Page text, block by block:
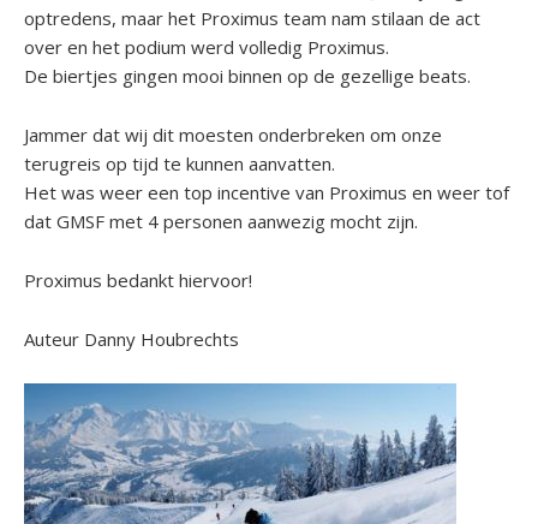
optredens, maar het Proximus team nam stilaan de act
over en het podium werd volledig Proximus.
De biertjes gingen mooi binnen op de gezellige beats.
Jammer dat wij dit moesten onderbreken om onze
terugreis op tijd te kunnen aanvatten.
Het was weer een top incentive van Proximus en weer tof
dat GMSF met 4 personen aanwezig mocht zijn.
Proximus bedankt hiervoor!
Auteur Danny Houbrechts